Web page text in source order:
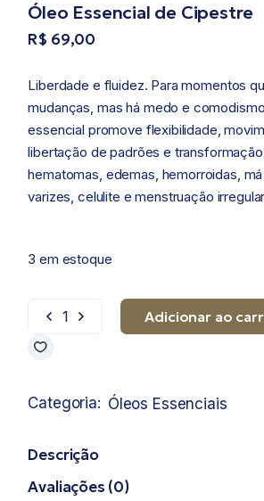
Óleo Essencial de Cipestre
R$ 69,00
Liberdade e fluidez. Para momentos
mudanças, mas há medo e
essencial promove flexibilidade,
libertação de padrões e
hematomas, edemas, hemorroidas,
varizes, celulite e menstruação
3 em estoque
Óleo Essencial de Cipestre
Adicionar ao
Categoria: Óleos Essenciais
Descrição
Avaliações (0)